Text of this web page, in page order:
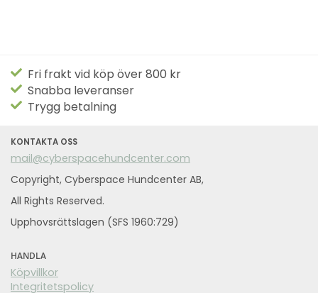
Fri frakt vid köp över 800 kr
Snabba leveranser
Trygg betalning
KONTAKTA OSS
mail@cyberspacehundcenter.com
Copyright, Cyberspace Hundcenter AB,
All Rights Reserved.
Upphovsrättslagen (SFS 1960:729)
HANDLA
Köpvillkor
Integritetspolicy